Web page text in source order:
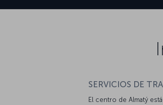
SERVICIOS DE
El centro de Almatý